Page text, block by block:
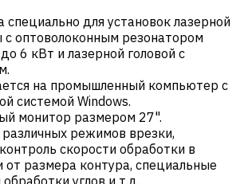
специально для установок лазерной
с оптоволоконным резонатором
6 кВт и лазерной головой с
на промышленный компьютер с
системой Windows.
монитор размером 27".
режимов врезки,
скорости обработки в
от размера контура, специальные
углов и т.д.